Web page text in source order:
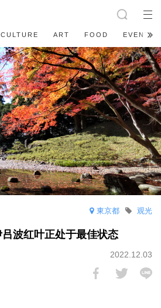
CULTURE ART FOOD EVENT
東京都 观光
吕波红叶正处于最佳状态
2022.12.03